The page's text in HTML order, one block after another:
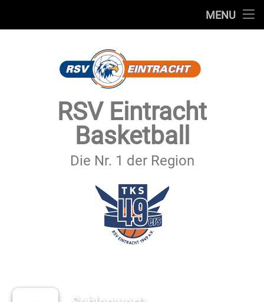
MENU
SECHSTER MANN
IMPRESSUM & DATENSCHUTZ
RSV Eintracht
Basketball
Die Nr. 1 der Region